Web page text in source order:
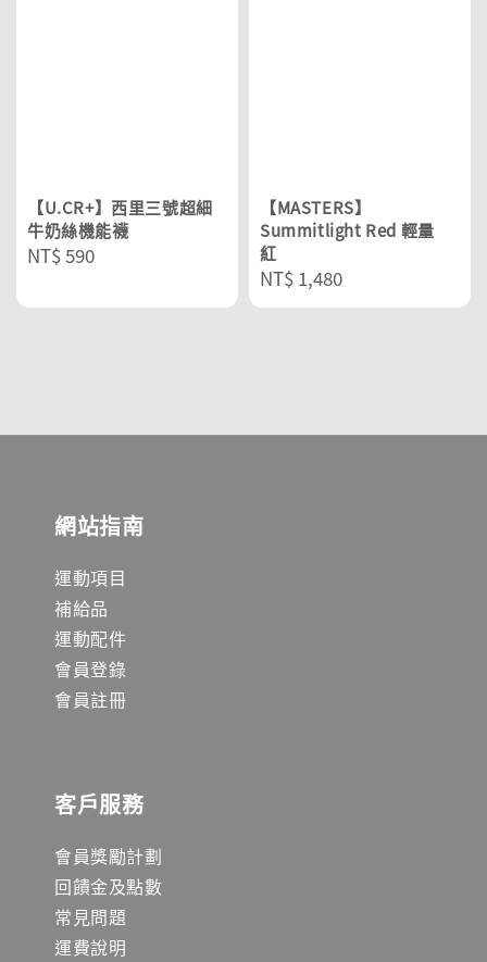
【U.CR+】西里三號超細
牛奶絲機能襪
Regular
NT$ 590
【MASTERS】
Summitlight Red 輕量
紅
Regular
price
NT$ 1,480
網站指南
運動項目
補給品
運動配件
會員登錄
會員註冊
客戶服務
會員獎勵計劃
回饋金及點數
常見問題
運費說明